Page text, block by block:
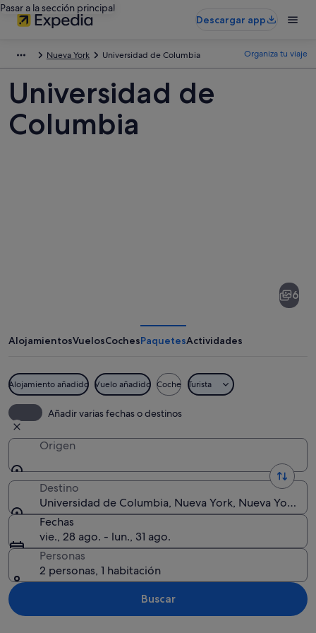
Pasar a la sección principal
Descargar app
Nueva York Universidad de Columbia Organiza tu viaje
Universidad de
Columbia
6
AlojamientosVuelosCochesPaquetesActividades
Alojamiento añadido Vuelo añadido Coche Turista
Añadir varias fechas o destinos
Origen
Destino
Universidad de Columbia, Nueva York, Nueva York,
Fechas
vie., 28 ago. - lun., 31 ago.
Personas
2 personas, 1 habitación
Buscar